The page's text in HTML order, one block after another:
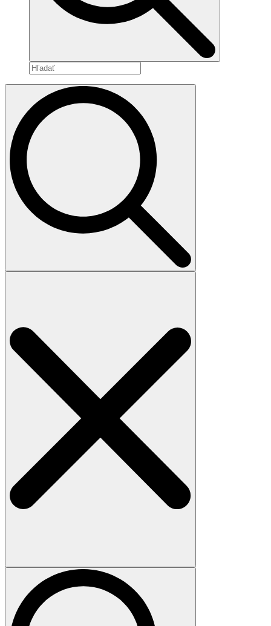
Search